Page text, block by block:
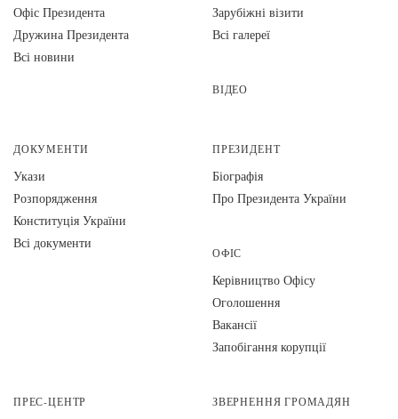
Офіс Президента
Дружина Президента
Всі новини
Зарубіжні візити
Всі галереї
ВІДЕО
ДОКУМЕНТИ
Укази
Розпорядження
Конституція України
Всі документи
ПРЕЗИДЕНТ
Біографія
Про Президента України
ОФІС
Керівництво Офісу
Оголошення
Вакансії
Запобігання корупції
ПРЕС-ЦЕНТР ЗВЕРНЕННЯ ГРОМАДЯН